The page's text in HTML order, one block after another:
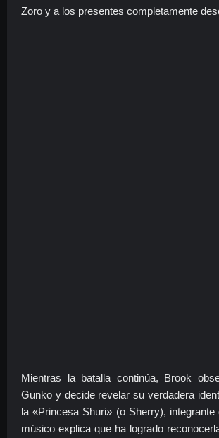
Zoro y a los presentes completamente
Mientras la batalla continúa, Brook
Gunko y decide revelar su verdadera
la «Princesa Shuri» (o Sherry),
músico explica que ha logrado